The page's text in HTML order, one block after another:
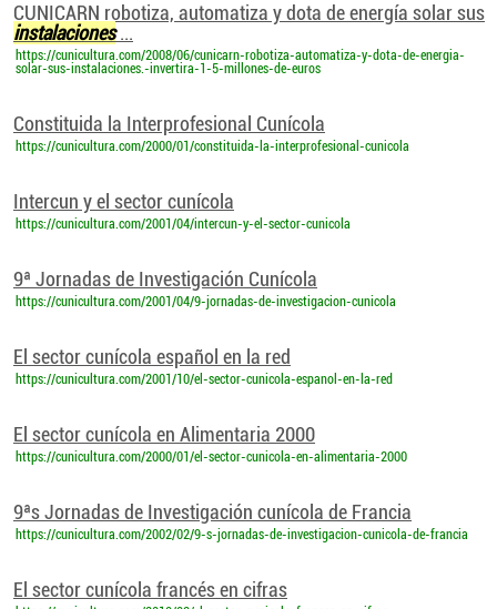
CUNICARN robotiza, automatiza y dota de energía solar sus
instalaciones...
https://cunicultura.com/2008/06/cunicarn-robotiza-automatiza-y-dota-de-energia-
solar-sus-instalaciones.-invertira-1-5-millones-de-euros
Constituida la Interprofesional Cunícola
https://cunicultura.com/2000/01/constituida-la-interprofesional-cunicola
Intercun y el sector cunícola
https://cunicultura.com/2001/04/intercun-y-el-sector-cunicola
9ª Jornadas de Investigación Cunícola
https://cunicultura.com/2001/04/9-jornadas-de-investigacion-cunicola
El sector cunícola español en la red
https://cunicultura.com/2001/10/el-sector-cunicola-espanol-en-la-red
El sector cunícola en Alimentaria 2000
https://cunicultura.com/2000/01/el-sector-cunicola-en-alimentaria-2000
9ªs Jornadas de Investigación cunícola de Francia
https://cunicultura.com/2002/02/9-s-jornadas-de-investigacion-cunicola-de-francia
El sector cunícola francés en cifras